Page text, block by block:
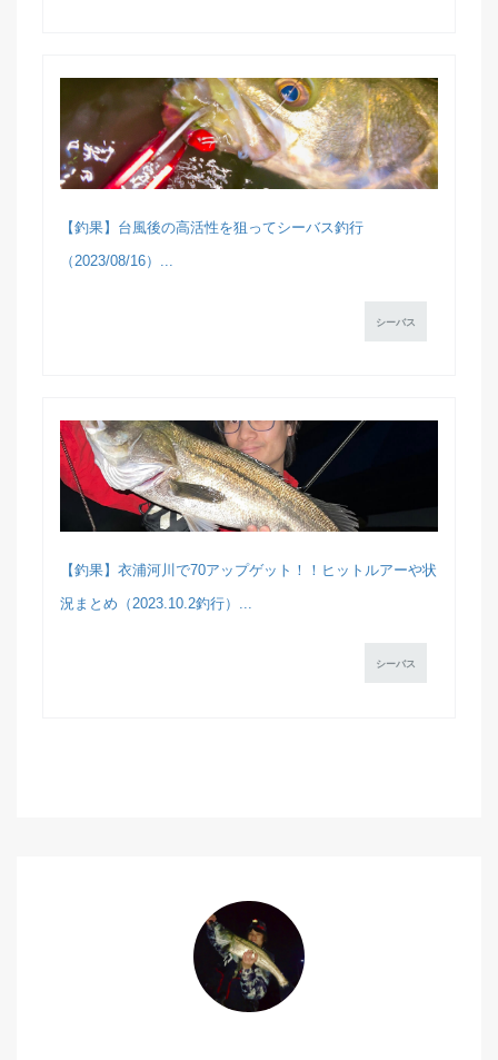
【釣果】台風後の高活性を狙ってシーバス釣行
（2023/08/16）...
シーバス
【釣果】衣浦河川で70アップゲット！！ヒットルアーや状
況まとめ（2023.10.2釣行）...
シーバス